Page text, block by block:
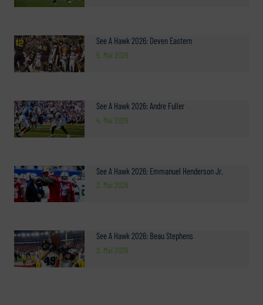
See A Hawk 2026: Deven Eastern
5. Mai 2026
See A Hawk 2026: Andre Fuller
4. Mai 2026
See A Hawk 2026: Emmanuel Henderson Jr.
3. Mai 2026
See A Hawk 2026: Beau Stephens
2. Mai 2026